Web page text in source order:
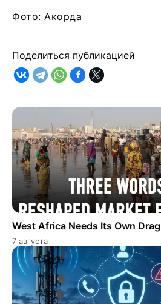
Фото: Акорда
Поделиться публикацией
West Africa Needs Its Own
7 августа